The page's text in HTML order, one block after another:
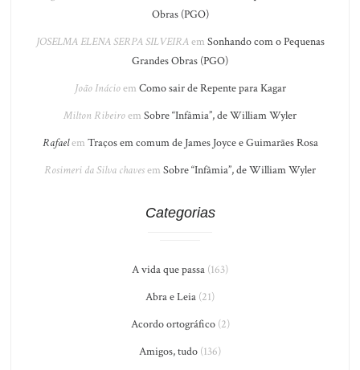
Obras (PGO)
JOSELMA ELENA SERPA SILVEIRAem Sonhando com o Pequenas
Grandes Obras (PGO)
João Inácioem Como sair de Repente para Kagar
Milton Ribeiroem Sobre “Infâmia”, de William Wyler
Rafaelem Traços em comum de James Joyce e Guimarães Rosa
Rosimeri da Silva chavesem Sobre “Infâmia”, de William Wyler
Categorias
A vida que passa (163)
Abra e Leia (21)
Acordo ortográfico(2)
Amigos, tudo (136)